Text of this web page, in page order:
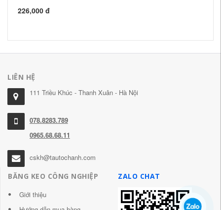
226,000 đ
LIÊN HỆ
111 Triều Khúc - Thanh Xuân - Hà Nội
078.8283.789
0965.68.68.11
cskh@tautochanh.com
BĂNG KEO CÔNG NGHIỆP
Giới thiệu
ZALO CHAT